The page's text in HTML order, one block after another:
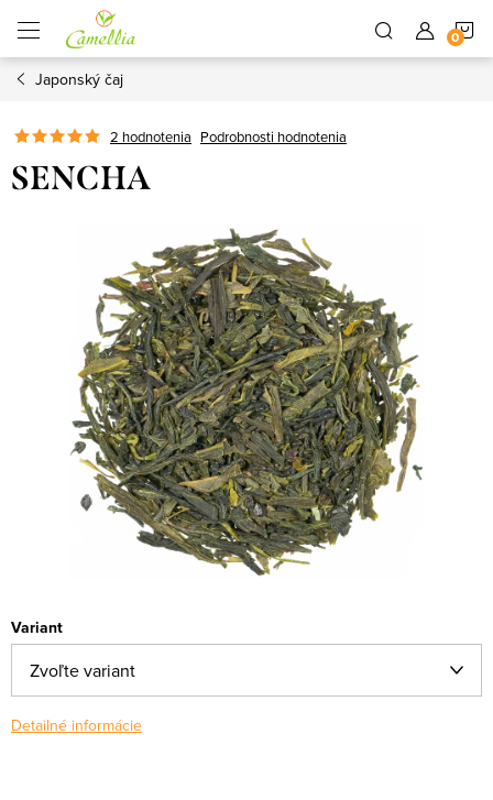
obsah
Japonský čaj
2 hodnotenia Podrobnosti hodnotenia
SENCHA
Variant
Detailné informácie